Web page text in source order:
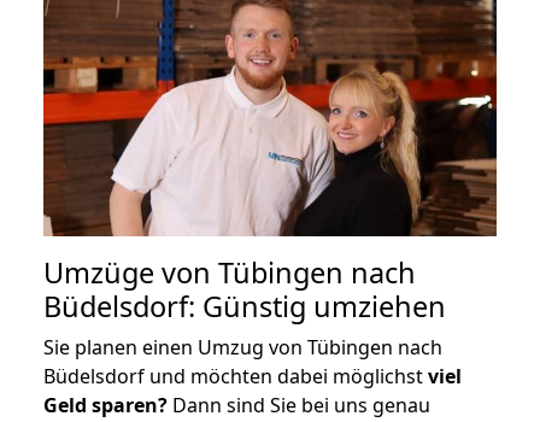
Umzüge von Tübingen nach
Büdelsdorf: Günstig umziehen
Sie planen einen Umzug von Tübingen nach
Büdelsdorf und möchten dabei möglichstviel
Geld sparen? Dann sind Sie bei uns genau